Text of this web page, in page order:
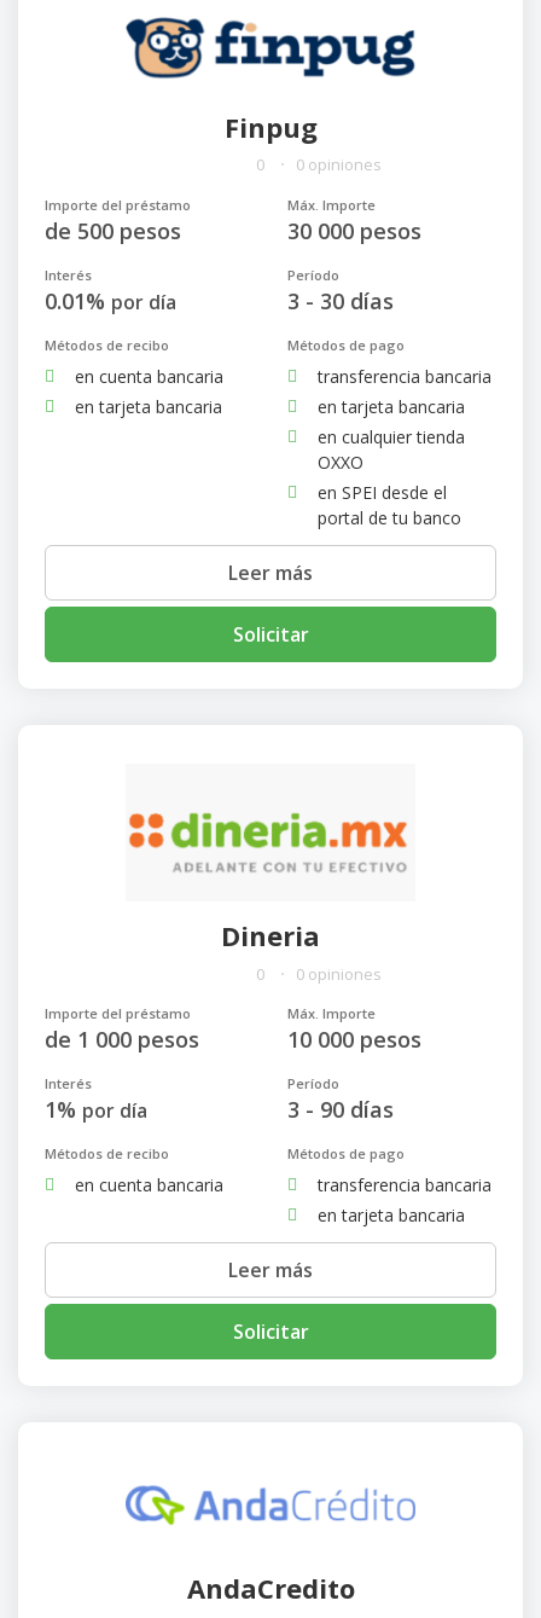
Finpug
0 0 opiniones
Importe del préstamo
de 500 pesos
Máx. Importe
30 000 pesos
Interés
0.01% por día
Período
3 - 30 días
Métodos de recibo
en cuenta bancaria
en tarjeta bancaria
Métodos de pago
transferencia bancaria
en tarjeta bancaria
en cualquier tienda
OXXO
en SPEI desde el
portal de tu banco
Leer más
Solicitar
Dineria
0 0 opiniones
Importe del préstamo
de 1 000 pesos
Máx. Importe
10 000 pesos
Interés
1% por día
Período
3 - 90 días
Métodos de recibo
en cuenta bancaria
Métodos de pago
transferencia bancaria
en tarjeta bancaria
Leer más
Solicitar
AndaCredito